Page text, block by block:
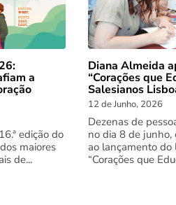
a
edição do
maiores
de...
Diana Almeida
“Corações que
Salesianos
12 de Junho, 2026
Dezenas de
no dia 8 de junho,
ao lançamento do
“Corações que